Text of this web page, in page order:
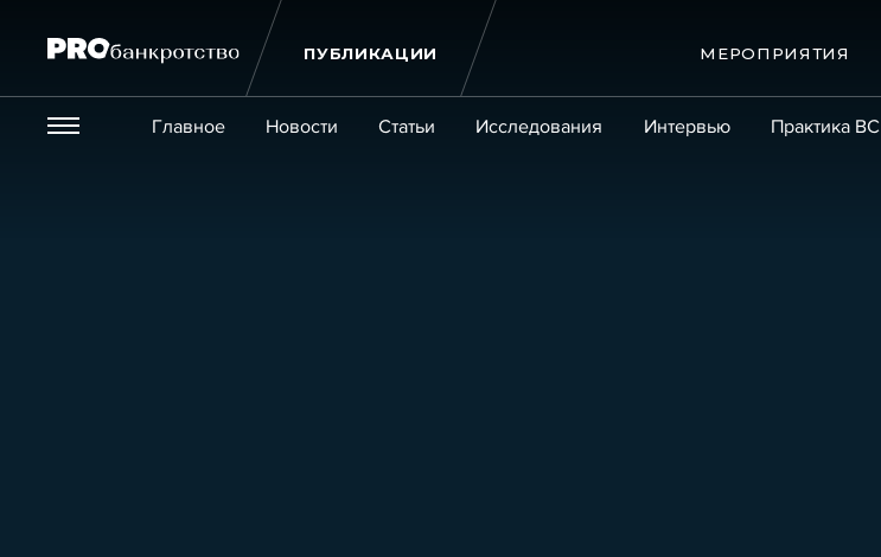
ПУБЛИКАЦИИ МЕРОПРИЯТИЯ
Везде
Главное Новости Статьи Исследования Интервью Практика ВС